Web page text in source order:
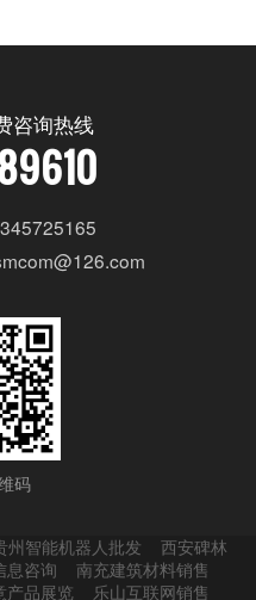
咨询热线
码
州智能机器人批发
西安碑林
息咨询
南充建筑材料销售
产品展览 乐山互联网销售